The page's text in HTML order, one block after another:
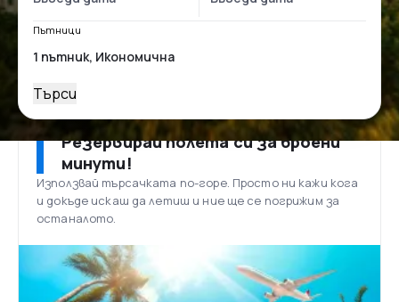
Пътници
Търси
Резервирай полета си за броени
минути!
Използвай търсачката по-горе. Просто ни кажи кога
и докъде искаш да летиш и ние ще се погрижим за
останалото.